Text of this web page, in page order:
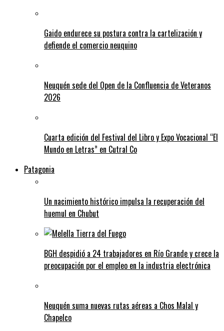
Gaido endurece su postura contra la cartelización y
defiende el comercio neuquino
Neuquén sede del Open de la Confluencia de Veteranos
2026
Cuarta edición del Festival del Libro y Expo Vocacional “El
Mundo en Letras” en Cutral Co
Patagonia
Un nacimiento histórico impulsa la recuperación del
huemul en Chubut
BGH despidió a 24 trabajadores en Río Grande y crece la
preocupación por el empleo en la industria electrónica
Neuquén suma nuevas rutas aéreas a Chos Malal y
Chapelco